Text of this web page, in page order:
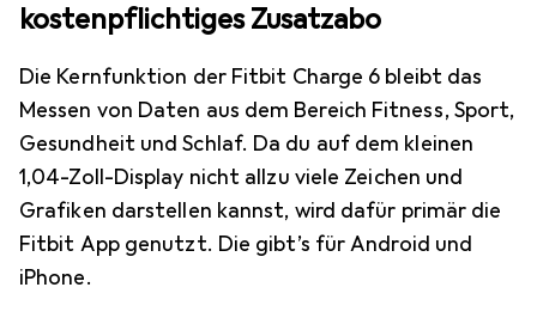
kostenpflichtiges Zusatzabo
Die Kernfunktion der Fitbit Charge 6 bleibt das
Messen von Daten aus dem Bereich Fitness, Sport,
Gesundheit und Schlaf. Da du auf dem kleinen
1,04-Zoll-Display nicht allzu viele Zeichen und
Grafiken darstellen kannst, wird dafür primär die
Fitbit App genutzt. Die gibt’s für Android und
iPhone.